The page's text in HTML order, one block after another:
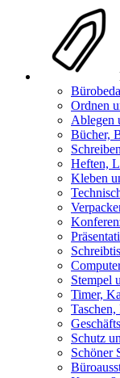
Ordnen
Ablegen
Bücher,
Heften,
Kleben
Stempel
Timer,
Schutz
Schöner